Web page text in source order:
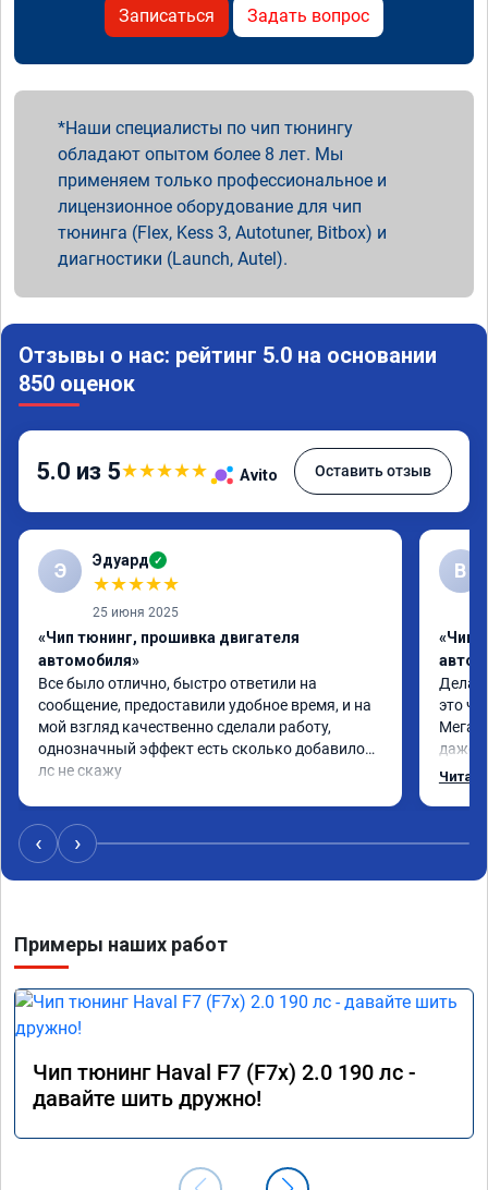
Записаться Задать вопрос
Наши специалисты по чип тюнингу
обладают опытом более 8 лет. Мы
применяем только профессиональное и
лицензионное оборудование для чип
тюнинга (Flex, Kess 3, Autotuner, Bitbox) и
диагностики (Launch, Autel).
Отзывы о нас: рейтинг 5.0 на основании
850 оценок
5.0 из 5★★★★★ Avito Оставить отзыв
Э Эдуард ✓
★★★★★
25 июня 2025
«Чип тюнинг, прошивка двигателя
автомобиля»
Все было отлично, быстро ответили на
сообщение, предоставили удобное время, и на
мой взгляд качественно сделали работу,
однозначный эффект есть сколько добавилось
лс не скажу
В
«Чип
Делал
это
Мега
даже
одно
‹ ›
Примеры наших работ
Чип тюнинг Haval F7 (F7x) 2.0 190 лс -
давайте шить дружно!